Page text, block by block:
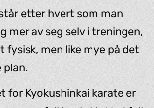
etter hvert som man
mer av seg selv i treningen,
fysisk, men like mye på det
plan.
for Kyokushinkai karate er